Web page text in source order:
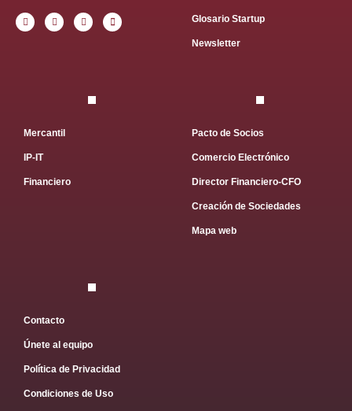
Glosario Startup
Newsletter
Mercantil
IP-IT
Financiero
Pacto de Socios
Comercio Electrónico
Director Financiero-CFO
Creación de Sociedades
Mapa web
Contacto
Únete al equipo
Política de Privacidad
Condiciones de Uso